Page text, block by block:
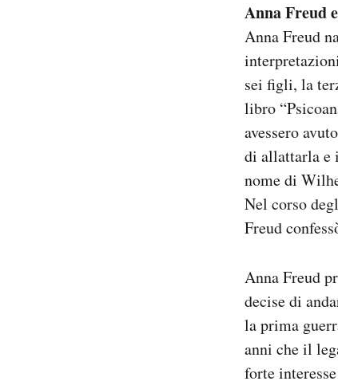
Anna Freud
Anna Freud
sei figli, la
libro
avessero
di allattarla e
nome di
Nel corso
Freud
Anna Freud
decise di
la prima
anni che il
forte